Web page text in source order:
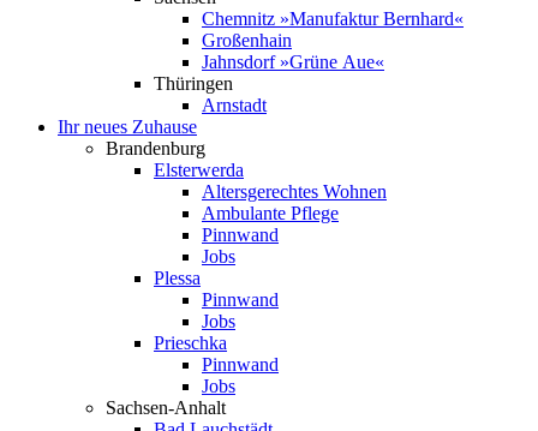
Chemnitz »Manufaktur Bernhard«
Großenhain
Jahnsdorf »Grüne Aue«
Thüringen
Arnstadt
Ihr neues Zuhause
Brandenburg
Elsterwerda
Altersgerechtes Wohnen
Ambulante Pflege
Pinnwand
Jobs
Plessa
Pinnwand
Jobs
Prieschka
Pinnwand
Jobs
Sachsen-Anhalt